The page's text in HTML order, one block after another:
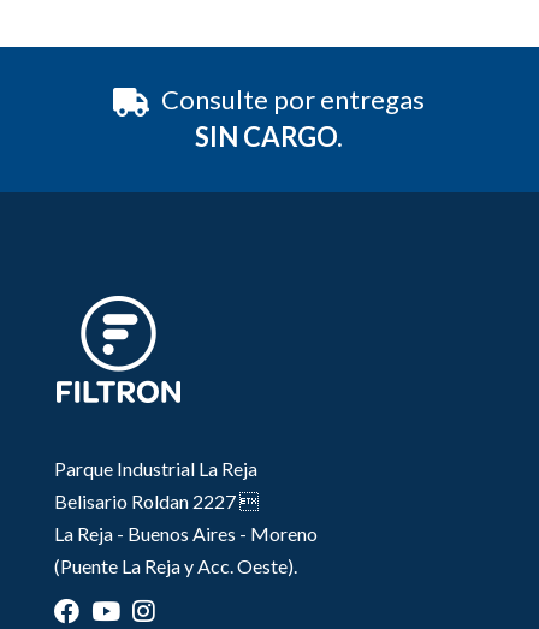
Consulte por entregas
SIN CARGO.
Parque Industrial La Reja
Belisario Roldan 2227 
La Reja - Buenos Aires - Moreno
(Puente La Reja y Acc. Oeste).